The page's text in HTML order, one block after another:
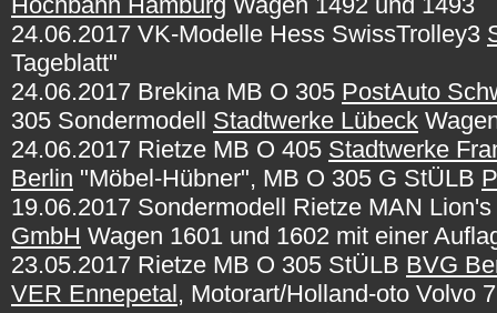
24.06.2017 VK-Modelle Hess SwissTrolley3
Tageblatt"
24.06.2017 Brekina MB O 305 PostAuto
305 Sondermodell Stadtwerke Lübeck
24.06.2017 Rietze MB O 405 Stadtwerke
Berlin "Möbel-Hübner", MB O 305 G StÜLB
19.06.2017 Sondermodell Rietze MAN
GmbH Wagen 1601 und 1602 mit einer
23.05.2017 Rietze MB O 305 StÜLB BVG
VER Ennepetal, Motorart/Holland-oto Volvo